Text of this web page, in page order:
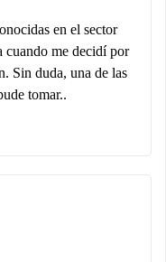
en el sector
cuando me decidí por
Sin duda, una de las
tomar..